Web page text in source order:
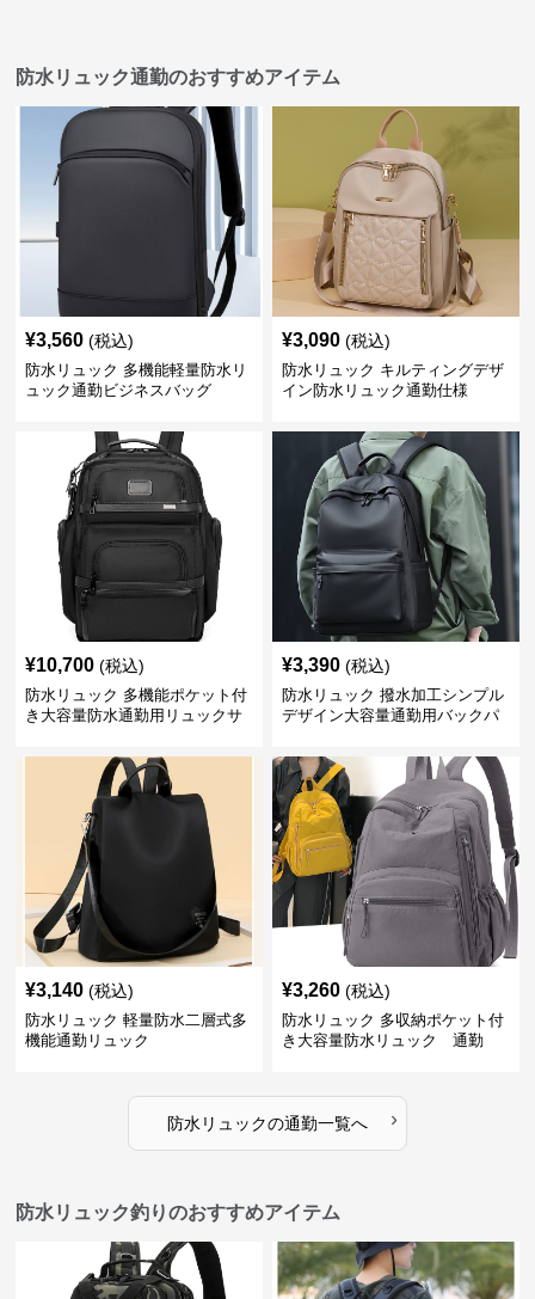
防水リュック通勤のおすすめアイテム
¥3,560 (税込)
防水リュック 多機能軽量防水リ
ュック通勤ビジネスバッグ
¥3,090 (税込)
防水リュック キルティングデザ
イン防水リュック通勤仕様
¥10,700 (税込)
防水リュック 多機能ポケット付
き大容量防水通勤用リュックサ
¥3,390 (税込)
防水リュック 撥水加工シンプル
デザイン大容量通勤用バックパ
¥3,140 (税込)
防水リュック 軽量防水二層式多
機能通勤リュック
¥3,260 (税込)
防水リュック 多収納ポケット付
き大容量防水リュック 通勤
防水リュックの通勤一覧へ ›
防水リュック釣りのおすすめアイテム